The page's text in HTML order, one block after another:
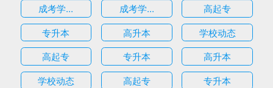
成考学...
成考学...
高起专
专升本
高升本
学校动态
高起专
专升本
高升本
学校动态
高起专
专升本